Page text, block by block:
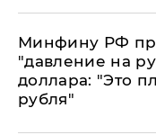
Минфину РФ
"давление на
доллара: "Это
рубля"